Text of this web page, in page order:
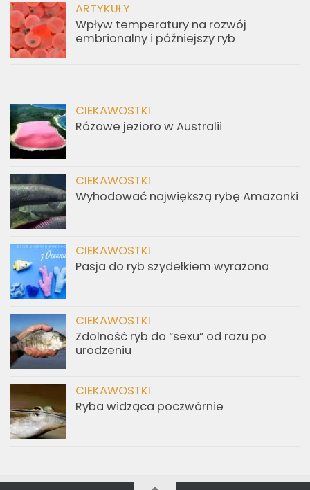
ARTYKUŁY
Wpływ temperatury na rozwój
embrionalny i późniejszy ryb
CIEKAWOSTKI
Różowe jezioro w Australii
CIEKAWOSTKI
Wyhodować największą rybę Amazonki
CIEKAWOSTKI
Pasja do ryb szydełkiem wyrażona
CIEKAWOSTKI
Zdolność ryb do “sexu” od razu po
urodzeniu
CIEKAWOSTKI
Ryba widząca poczwórnie